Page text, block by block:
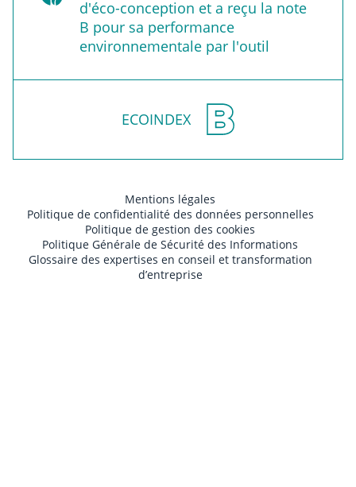
d'éco-conception et a reçu la note
B pour sa performance
environnementale par l'outil
ECOINDEX
Mentions légales
Politique de confidentialité des données personnelles
Politique de gestion des cookies
Politique Générale de Sécurité des Informations
Glossaire des expertises en conseil et transformation
d’entreprise